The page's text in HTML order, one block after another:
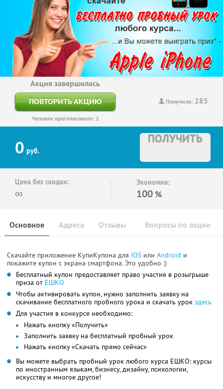
Получили: 285
Акция завершилась
ПОВТОРИТЬ АКЦИЮ
Человек проголосовало: 1
0 руб.
ПОЛУЧИТЬ
Цена без скидки:
∞
Экономия:
100 %
Основное Отзывы Вопросы по акции
Адреса
Скачайте приложение КупиКупона для IOS или Android и
покажите купон с экрана смартфона. Это удобно :)
Бесплатный купон предоставляет право участия в розыгрыше
приза от ЕШКО
Чтобы активировать купон, нужно заполнить заявку на
скачивание бесплатного пробного урока и скачать урок здесь
Для участия в конкурсе необходимо:
Нажать кнопку «Получить»
Заполнить заявку на бесплатный пробный урок
Нажать кнопку «Скачать прямо сейчас»
Вы можете выбрать пробный урок любого курса ЕШКО: курсы
по иностранным языкам, бизнесу, дизайну, психологии,
искусству и многое другое!